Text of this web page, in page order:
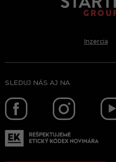
Inzercia
SLEDUJ NÁS AJ NA